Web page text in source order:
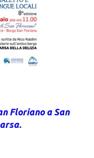
Floriano a San